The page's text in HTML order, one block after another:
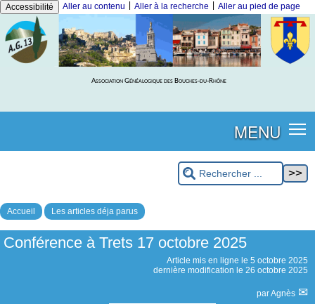
Accessibilité Aller au contenu Aller à la recherche Aller au pied de page
Association Généalogique des Bouches-du-Rhône
MENU
Accueil Les articles déja parus
Conférence à Trets 17 octobre 2025
Article mis en ligne le 5 octobre 2025
dernière modification le 26 octobre 2025
parAgnès